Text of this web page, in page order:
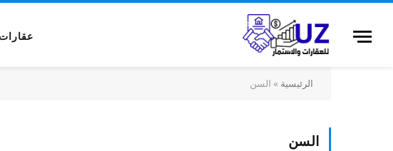
الرئيسية » السن
السن